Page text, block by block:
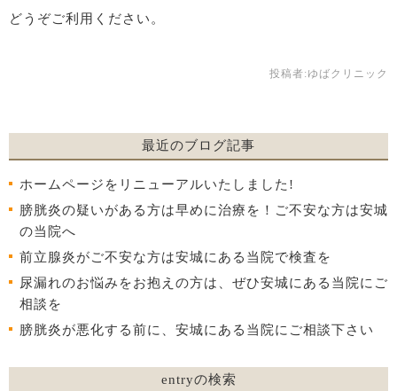
どうぞご利用ください。
投稿者: ゆばクリニック
最近のブログ記事
ホームページをリニューアルいたしました!
膀胱炎の疑いがある方は早めに治療を！ご不安な方は安城
の当院へ
前立腺炎がご不安な方は安城にある当院で検査を
尿漏れのお悩みをお抱えの方は、ぜひ安城にある当院にご
相談を
膀胱炎が悪化する前に、安城にある当院にご相談下さい
entryの検索